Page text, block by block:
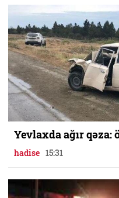
Yevlaxda ağır
hadise 15:31